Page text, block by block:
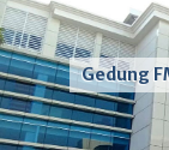
Gedung